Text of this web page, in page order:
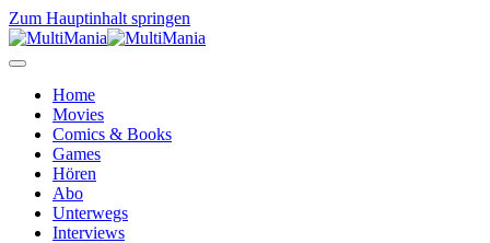
Zum Hauptinhalt springen
Home
Movies
Comics & Books
Games
Hören
Abo
Unterwegs
Interviews